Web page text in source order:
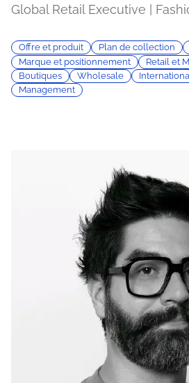
Global Retail Executive |
Offre et produit Plan de collection
Marque et positionnement
Retail et
Boutiques
Wholesale International
Management